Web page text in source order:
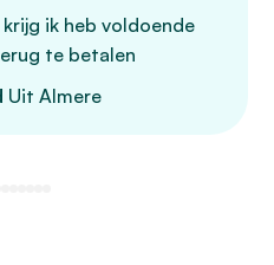
ik heb voldoende
te betalen
Uit Almere